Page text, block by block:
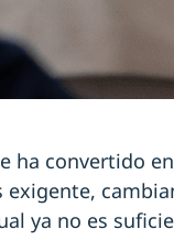
ha convertido
exigente,
ya no es